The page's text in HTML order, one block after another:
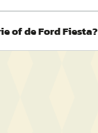
of de Ford Fiesta?